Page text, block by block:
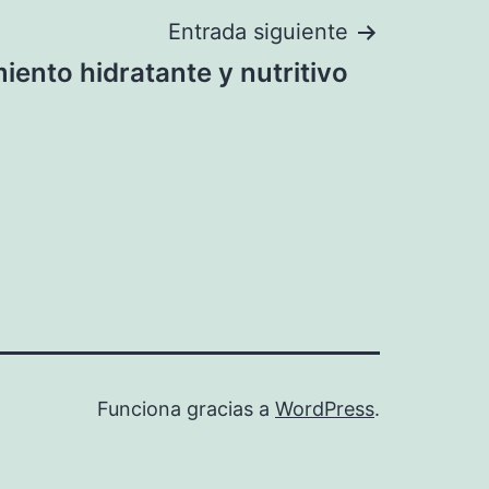
Entrada siguiente
hidratante y nutritivo
Funciona gracias a WordPress.